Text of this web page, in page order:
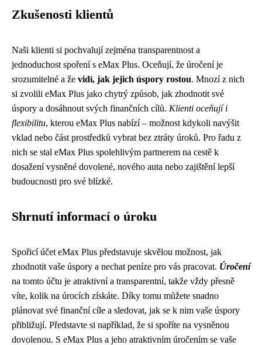
Zkušenosti klientů
Naši klienti si pochvalují zejména transparentnost a
jednoduchost spoření s eMax Plus. Oceňují, že úročení je
srozumitelné a že vidí, jak jejich úspory rostou. Mnozí z nich
si zvolili eMax Plus jako chytrý způsob, jak zhodnotit své
úspory a dosáhnout svých finančních cílů. Klienti oceňují i
flexibilitu, kterou eMax Plus nabízí – možnost kdykoli navýšit
vklad nebo část prostředků vybrat bez ztráty úroků. Pro řadu z
nich se stal eMax Plus spolehlivým partnerem na cestě k
dosažení vysněné dovolené, nového auta nebo zajištění lepší
budoucnosti pro své blízké.
Shrnutí informací o úroku
Spořicí účet eMax Plus představuje skvělou možnost, jak
zhodnotit vaše úspory a nechat peníze pro vás pracovat. Úročení
na tomto účtu je atraktivní a transparentní, takže vždy přesně
víte, kolik na úrocích získáte. Díky tomu můžete snadno
plánovat své finanční cíle a sledovat, jak se k nim vaše úspory
přibližují. Představte si například, že si spoříte na vysněnou
dovolenou. S eMax Plus a jeho atraktivním úročením se vaše